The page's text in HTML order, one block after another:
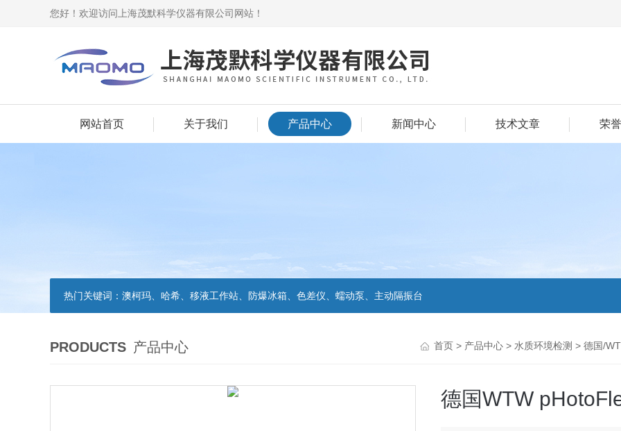
您好！欢迎访问上海茂默科学仪器有限公司网站！
网站首页 关于我们 产品中心 新闻中心 技术文章 荣
热门关键词： 澳柯玛、哈希、移液工作站、防爆冰箱、色差仪、蠕动泵、主动隔振台
PRODUCTS 产品中心 首页 > 产品中心 > 水质环境检测 > 德国/
德国WTW